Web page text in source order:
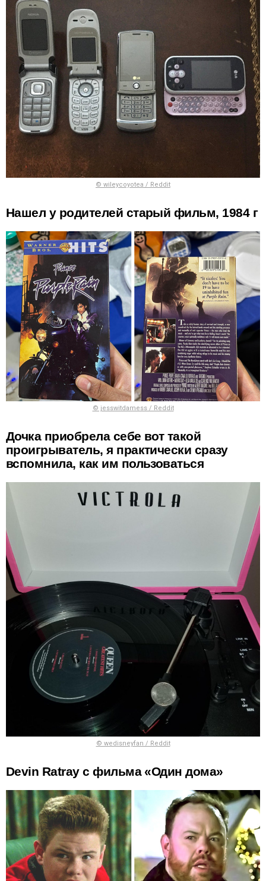
© wileycoyotea / Reddit
Нашел у родителей старый фильм, 1984 г
© jesswitdamess / Reddit
Дочка приобрела себе вот такой
проигрыватель, я практически сразу
вспомнила, как им пользоваться
© wedisneyfan / Reddit
Devin Ratray с фильма «Один дома»